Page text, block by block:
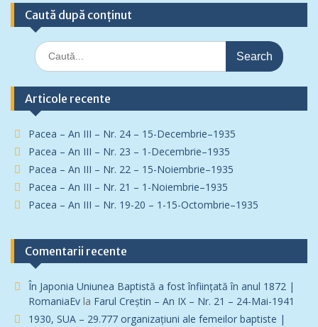
Caută după conținut
Search
for:
Articole recente
Pacea – An III – Nr. 24 – 15-Decembrie–1935
Pacea – An III – Nr. 23 – 1-Decembrie–1935
Pacea – An III – Nr. 22 – 15-Noiembrie–1935
Pacea – An III – Nr. 21 – 1-Noiembrie–1935
Pacea – An III – Nr. 19-20 – 1-15-Octombrie–1935
Comentarii recente
În Japonia Uniunea Baptistă a fost înfiinţată în anul 1872 |
RomaniaEv la Farul Creștin – An IX – Nr. 21 – 24-Mai-1941
1930, SUA – 29.777 organizațiuni ale femeilor baptiste |